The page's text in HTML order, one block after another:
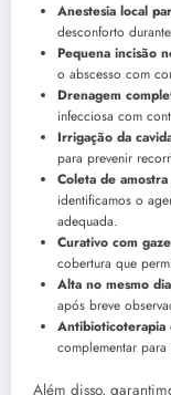
Anestesia local
desconforto
Pequena incisão
o abscesso com
Drenagem
infecciosa com
Irrigação da
para prevenir
Coleta de
identificamos o
adequada.
Curativo com
cobertura que
Alta no mesmo
após breve
Antibioticoterapia
complementar
Além disso,